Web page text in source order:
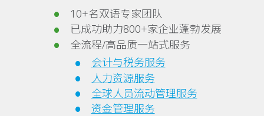
10+名双语专家团队
已成功助力800+家企业蓬勃发展
全流程/高品质一站式服务
会计与税务服务
人力资源服务
全球人员流动管理服务
资金管理服务